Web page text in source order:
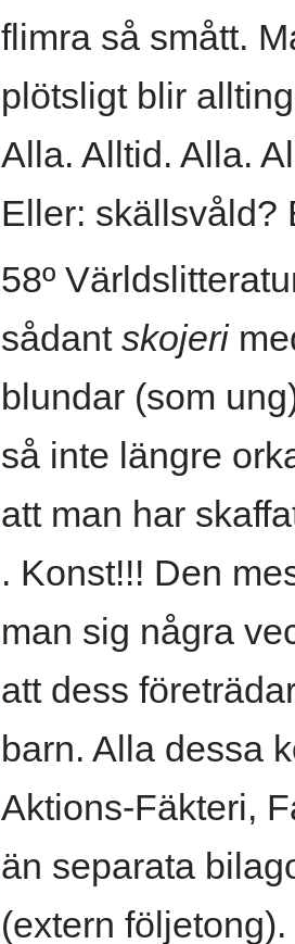
flimra så smått.
plötsligt blir
Alla. Alltid. Alla.
Eller: skällsvåld?
58º
sådant skojeri
blundar (som
så inte längre
att man har
. Konst!!! Den
man sig några
att dess
barn. Alla dessa
Aktions-Fäkteri,
än separata
(extern följetong).